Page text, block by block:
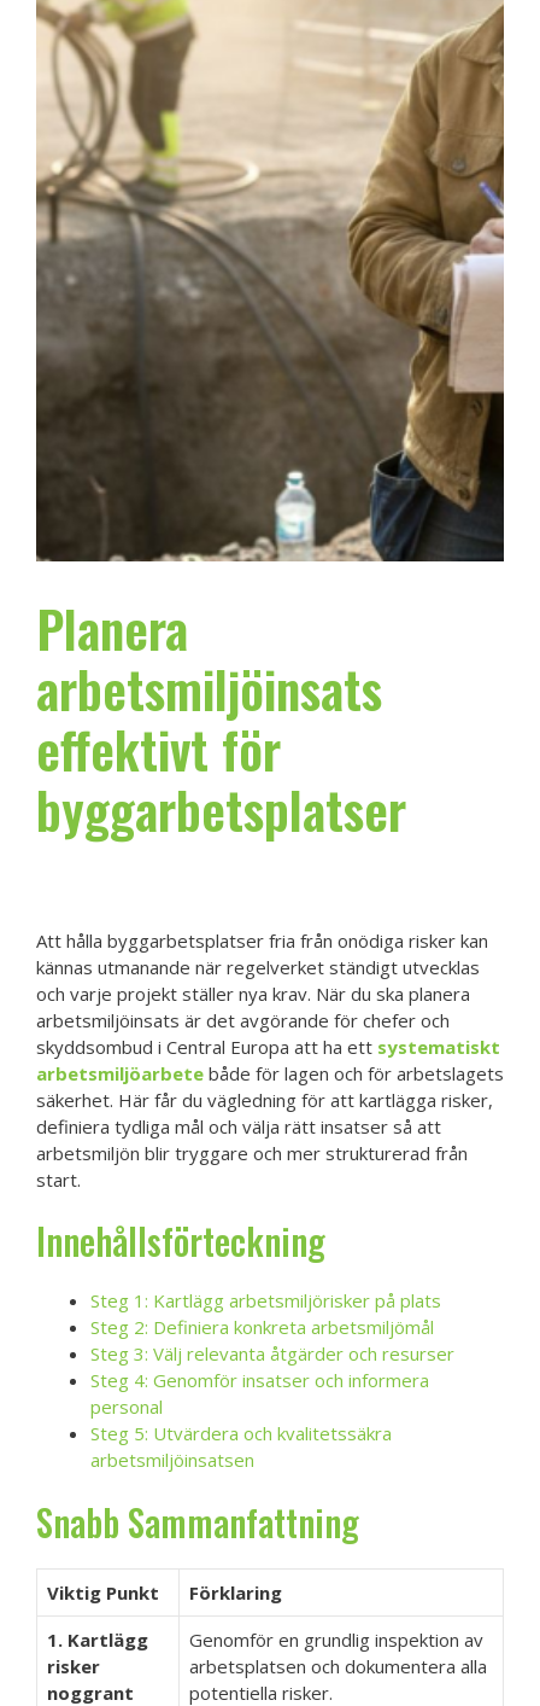
Planera
arbetsmiljöinsats
effektivt för
byggarbetsplatser
Att hålla byggarbetsplatser fria från onödiga risker kan
kännas utmanande när regelverket ständigt utvecklas
och varje projekt ställer nya krav. När du ska planera
arbetsmiljöinsats är det avgörande för chefer och
skyddsombud i Central Europa att ha ett systematiskt
arbetsmiljöarbete både för lagen och för arbetslagets
säkerhet. Här får du vägledning för att kartlägga risker,
definiera tydliga mål och välja rätt insatser så att
arbetsmiljön blir tryggare och mer strukturerad från
start.
Innehållsförteckning
Steg 1: Kartlägg arbetsmiljörisker på plats
Steg 2: Definiera konkreta arbetsmiljömål
Steg 3: Välj relevanta åtgärder och resurser
Steg 4: Genomför insatser och informera
personal
Steg 5: Utvärdera och kvalitetssäkra
arbetsmiljöinsatsen
Snabb Sammanfattning
Viktig Punkt
Förklaring
1. Kartlägg
risker
noggrant
Genomför en grundlig inspektion av
arbetsplatsen och dokumentera alla
potentiella risker.